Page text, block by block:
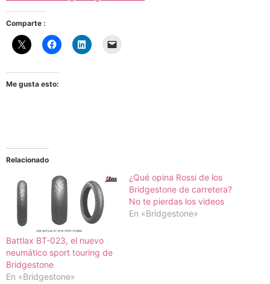
Comparte :
Me gusta esto:
Relacionado
Battlax BT-023, el nuevo
neumático sport touring de
Bridgestone
En «Bridgestone»
¿Qué opina Rossi de los
Bridgestone de carretera?
No te pierdas los videos
En «Bridgestone»